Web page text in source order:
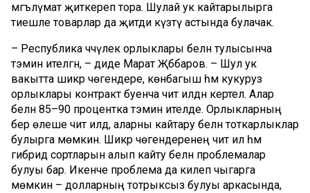
мәгълүмат җиткереп тора. Шулай ук кайтарылырга
тиешле товарлар да җитди күзәтү астында булачак.
– Республика чәчүлек орлыклары белән тулысынча
тәэмин ителгән, – диде Марат Җәббаров. – Шул ук
вакытта шикәр чөгендере, көнбагыш һәм кукуруз
орлыклары контракт буенча чит илдән кертелә. Алар
белән 85–90 процентка тәэмин ителде. Орлыкларның
бер өлеше чит илдә, аларны кайтару белән тоткарлыклар
булырга мөмкин. Шикәр чөгендеренең чит ил һәм
гибрид сортларын алып кайту белән проблемалар
булуы бар. Икенче проблема да килеп чыгарга
мөмкин – долларның тотрыксыз булуы аркасында,